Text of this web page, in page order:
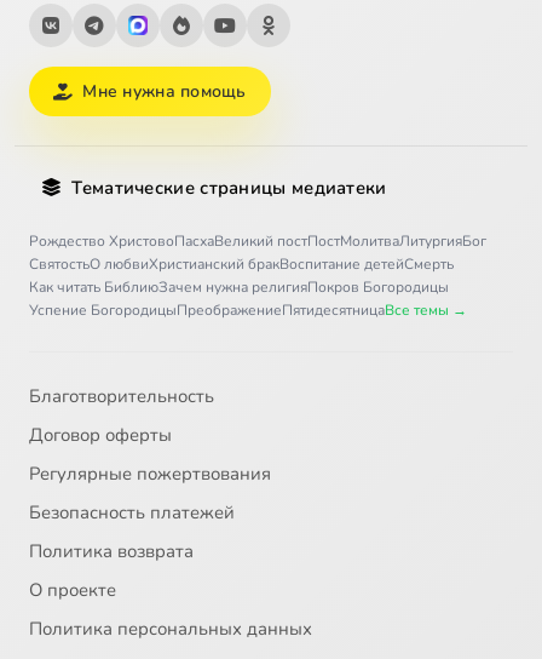
Мне нужна помощь
Тематические страницы медиатеки
Рождество ХристовоПасхаВеликий постПостМолитваЛитургияБог
СвятостьО любвиХристианский бракВоспитание детейСмерть
Как читать БиблиюЗачем нужна религияПокров Богородицы
Успение БогородицыПреображениеПятидесятницаВсе темы →
Благотворительность
Договор оферты
Регулярные пожертвования
Безопасность платежей
Политика возврата
О проекте
Политика персональных данных